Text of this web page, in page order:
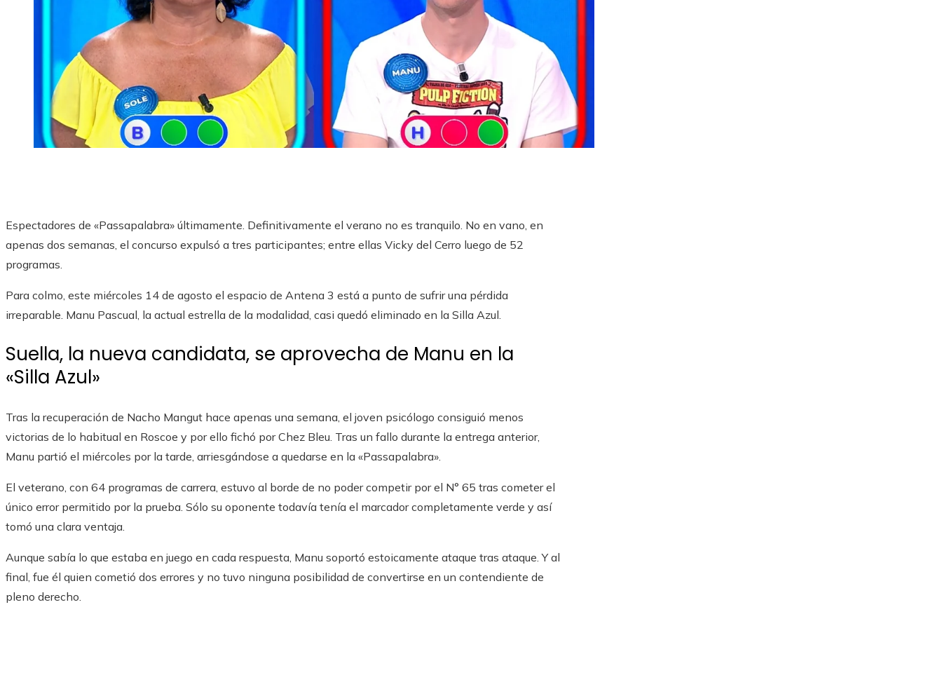
Espectadores de «Passapalabra» últimamente. Definitivamente el verano no es tranquilo. No en vano, en
apenas dos semanas, el concurso expulsó a tres participantes; entre ellas Vicky del Cerro luego de 52
programas.
Para colmo, este miércoles 14 de agosto el espacio de Antena 3 está a punto de sufrir una pérdida
irreparable. Manu Pascual, la actual estrella de la modalidad, casi quedó eliminado en la Silla Azul.
Suella, la nueva candidata, se aprovecha de Manu en la
«Silla Azul»
Tras la recuperación de Nacho Mangut hace apenas una semana, el joven psicólogo consiguió menos
victorias de lo habitual en Roscoe y por ello fichó por Chez Bleu. Tras un fallo durante la entrega anterior,
Manu partió el miércoles por la tarde, arriesgándose a quedarse en la «Passapalabra».
El veterano, con 64 programas de carrera, estuvo al borde de no poder competir por el N° 65 tras cometer el
único error permitido por la prueba. Sólo su oponente todavía tenía el marcador completamente verde y así
tomó una clara ventaja.
Aunque sabía lo que estaba en juego en cada respuesta, Manu soportó estoicamente ataque tras ataque. Y al
final, fue él quien cometió dos errores y no tuvo ninguna posibilidad de convertirse en un contendiente de
pleno derecho.